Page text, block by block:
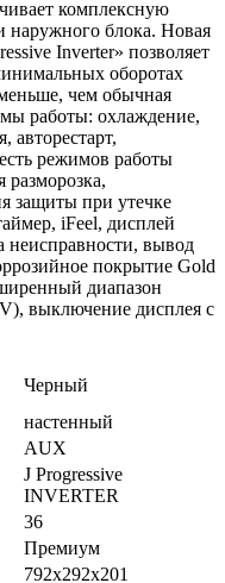
комплексную
наружного блока. Новая
Inverter» позволяет
оборотах
чем обычная
работы: охлаждение,
авторестарт,
режимов работы
разморозка,
защиты при утечке
iFeel, дисплей
вывод
покрытие Gold
диапазон
выключение дисплея с
Черный
настенный
AUX
J Progressive
INVERTER
36
Премиум
792x292x201